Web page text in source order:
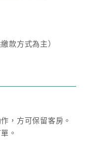
款方式為主）
，方可保留客房。
。